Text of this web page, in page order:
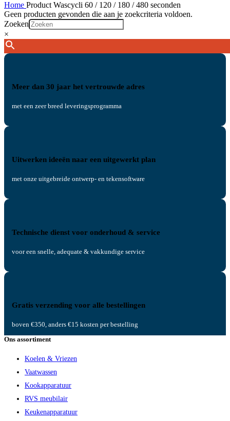
Home Product Wascycli 60 / 120 / 180 / 480 seconden
Geen producten gevonden die aan je zoekcriteria voldoen.
Zoeken
×
Meer dan 30 jaar het vertrouwde adres
met een zeer breed leveringsprogramma
Uitwerken ideeën naar een uitgewerkt plan
met onze uitgebreide ontwerp- en tekensoftware
Technische dienst voor onderhoud & service
voor een snelle, adequate & vakkundige service
Gratis verzending voor alle bestellingen
boven €350, anders €15 kosten per bestelling
Ons assortiment
Koelen & Vriezen
Vaatwassen
Kookapparatuur
RVS meubilair
Keukenapparatuur